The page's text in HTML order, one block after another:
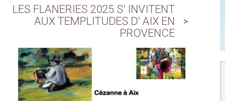
LES FLANERIES 2025 S' INVITENT
AUX TEMPLITUDES D' AIX EN
PROVENCE